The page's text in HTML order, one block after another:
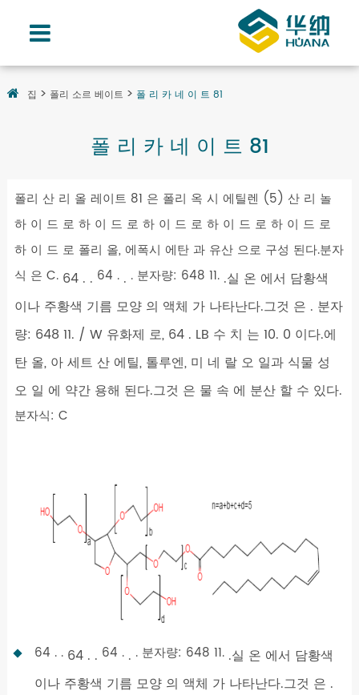
집 폴리 소르 베이트 폴 리 카 네 이 트 81
폴 리 카 네 이 트 81
폴리 산 리 올 레이트 81 은 폴리 옥 시 에틸렌 (5) 산 리 놀
하 이 드 로 하 이 드 로 하 이 드 로 하 이 드 로 하 이 드 로
하 이 드 로 폴리 올, 에폭시 에탄 과 유산 으로 구성 된다.분자
식 은 C. 64 . . 64 . . . 분자량: 648 11. .실 온 에서 담황색
이나 주황색 기름 모양 의 액체 가 나타난다.그것 은 . 분자
량: 648 11. / W 유화제 로, 64 . LB 수 치 는 10. 0 이다.에
탄 올, 아 세트 산 에틸, 톨루엔, 미 네 랄 오 일과 식물 성
오 일 에 약간 용해 된다.그것 은 물 속 에 분산 할 수 있다.
분자식: C
64 . . 64 . . 64 . . . 분자량: 648 11. .실 온 에서 담황색
이나 주황색 기름 모양 의 액체 가 나타난다.그것 은 .